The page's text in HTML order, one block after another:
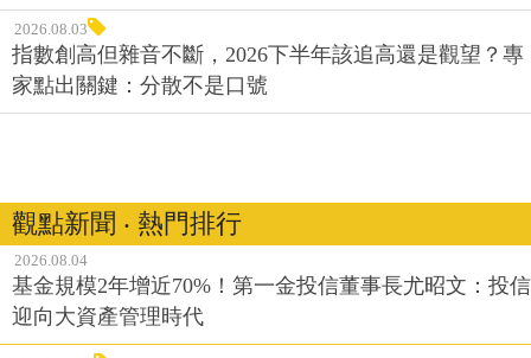
2026.08.03
指數創高但雜音不斷，2026下半年該追高還是觀望？專
家點出關鍵：分散不是口號
觀點新聞 ‧ 熱門排行
2026.08.04
基金規模2年增近70%！第一金投信董事長尤昭文：投信
迎向大資產管理時代